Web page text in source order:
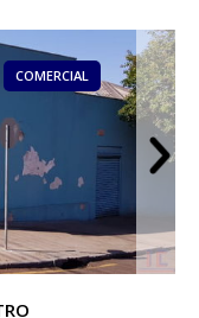
COMERCIAL